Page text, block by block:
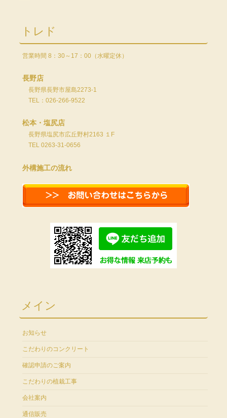
トレド
営業時間 8：30～17：00（水曜定休）
長野店
長野県長野市屋島2273-1
TEL：026-266-9522
松本・塩尻店
長野県塩尻市広丘野村2163 １F
TEL 0263-31-0656
外構施工の流れ
メイン
お知らせ
こだわりのコンクリート
確認申請のご案内
こだわりの植栽工事
会社案内
通信販売